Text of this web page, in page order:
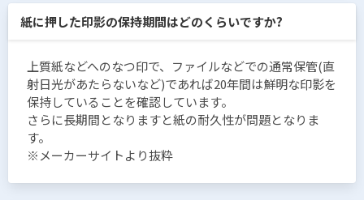
紙に押した印影の保持期間はどのくらいですか?
上質紙などへのなつ印で、ファイルなどでの通常保管(直
射日光があたらないなど)であれば20年間は鮮明な印影を
保持していることを確認しています。
さらに長期間となりますと紙の耐久性が問題となりま
す。
※メーカーサイトより抜粋